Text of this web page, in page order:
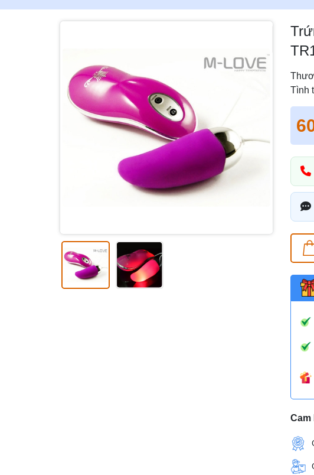
Tình
Cam